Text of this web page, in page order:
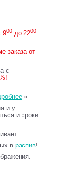
900 до 2200
заказа от
с
»
и у
и сроки
враспив!